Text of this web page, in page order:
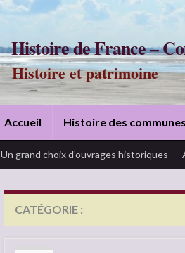
Histoire de France –
Histoire et patrimoine
Accueil Histoire des communes
Un grand choix d’ouvrages historiques
CATÉGORIE :